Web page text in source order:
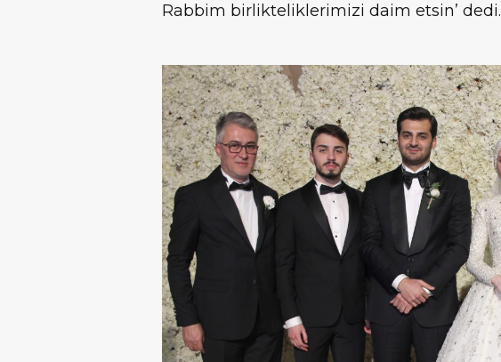
Rabbim birlikteliklerimizi daim etsin’ dedi.